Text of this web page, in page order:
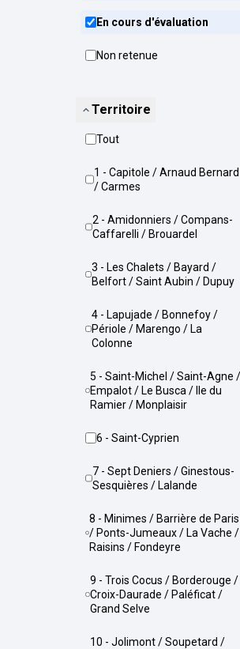
En cours d'évaluation
Non retenue
Territoire
Tout
1 - Capitole / Arnaud Bernard
/ Carmes
2 - Amidonniers / Compans-
Caffarelli / Brouardel
3 - Les Chalets / Bayard /
Belfort / Saint Aubin / Dupuy
4 - Lapujade / Bonnefoy /
Périole / Marengo / La
Colonne
5 - Saint-Michel / Saint-Agne /
Empalot / Le Busca / Ile du
Ramier / Monplaisir
6 - Saint-Cyprien
7 - Sept Deniers / Ginestous-
Sesquières / Lalande
8 - Minimes / Barrière de Paris
/ Ponts-Jumeaux / La Vache /
Raisins / Fondeyre
9 - Trois Cocus / Borderouge /
Croix-Daurade / Paléficat /
Grand Selve
10 - Jolimont / Soupetard /